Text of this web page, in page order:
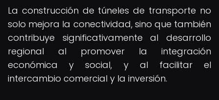
La construcción de túneles de transporte no
solo mejora la conectividad, sino que también
contribuye significativamente al desarrollo
regional al promover la integración
económica y social, y al facilitar el
intercambio comercial y la inversión.